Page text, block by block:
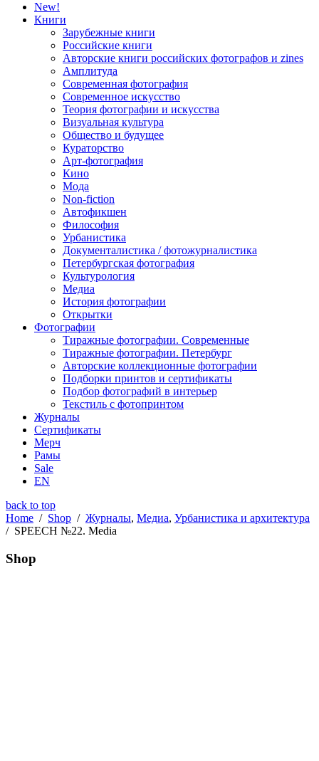
New!
Книги
Зарубежные книги
Российские книги
Авторские книги российских фотографов и zines
Амплитуда
Современная фотография
Современное искусство
Теория фотографии и искусства
Визуальная культура
Общество и будущее
Кураторство
Арт-фотография
Кино
Мода
Non-fiction
Автофикшен
Философия
Урбанистика
Документалистика / фотожурналистика
Петербургская фотография
Культурология
Медиа
История фотографии
Открытки
Фотографии
Тиражные фотографии. Современные
Тиражные фотографии. Петербург
Авторские коллекционные фотографии
Подборки принтов и сертификаты
Подбор фотографий в интерьер
Текстиль с фотопринтом
Журналы
Сертификаты
Мерч
Рамы
Sale
EN
back to top
Home / Shop / Журналы, Медиа, Урбанистика и архитектура
/ SPEECH №22. Media
Shop